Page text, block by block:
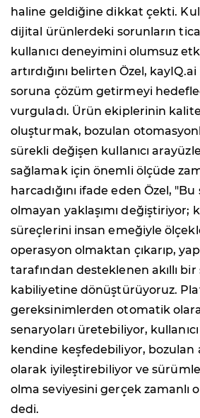
haline geldiğine dikkat çekti.
dijital ürünlerdeki sorunların
kullanıcı deneyimini olumsuz
artırdığını belirten Özel,
soruna çözüm getirmeyi
vurguladı. Ürün ekiplerinin
oluşturmak, bozulan
sürekli değişen kullanıcı
sağlamak için önemli ölçüde
harcadığını ifade eden Özel,
olmayan yaklaşımı değiştiriyor;
süreçlerini insan emeğiyle
operasyon olmaktan çıkarıp,
tarafından desteklenen akıllı bir
kabiliyetine dönüştürüyoruz.
gereksinimlerden otomatik
senaryoları üretebiliyor,
kendine keşfedebiliyor, bozulan
olarak iyileştirebiliyor ve
olma seviyesini gerçek zamanlı
dedi.